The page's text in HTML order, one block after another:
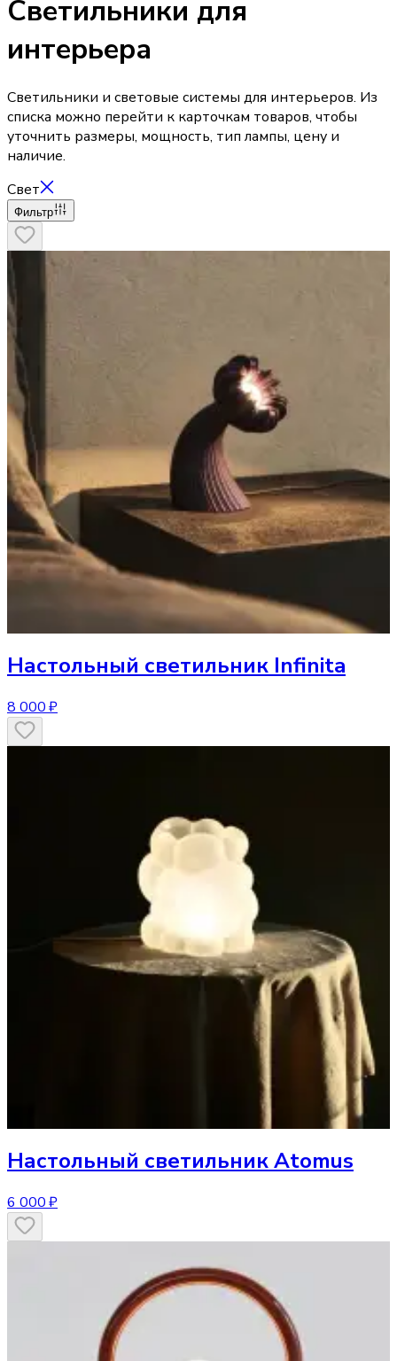
Светильники для
интерьера
Светильники и световые системы для интерьеров. Из
списка можно перейти к карточкам товаров, чтобы
уточнить размеры, мощность, тип лампы, цену и
наличие.
Свет
Фильтр
Настольный светильник Infinita
8 000 ₽
Настольный светильникAtomus
6 000 ₽